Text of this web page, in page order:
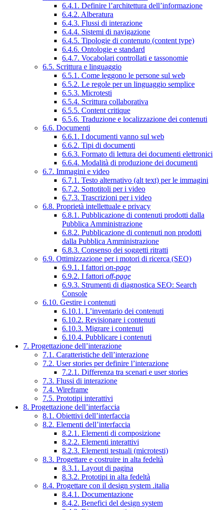
6.4.1. Definire l’architettura dell’informazione
6.4.2. Alberatura
6.4.3. Flussi di interazione
6.4.4. Sistemi di navigazione
6.4.5. Tipologie di contenuto (content type)
6.4.6. Ontologie e standard
6.4.7. Vocabolari controllati e tassonomie
6.5. Scrittura e linguaggio
6.5.1. Come leggono le persone sul web
6.5.2. Le regole per un linguaggio semplice
6.5.3. Microtesti
6.5.4. Scrittura collaborativa
6.5.5. Content critique
6.5.6. Traduzione e localizzazione dei contenuti
6.6. Documenti
6.6.1. I documenti vanno sul web
6.6.2. Tipi di documenti
6.6.3. Formato di lettura dei documenti elettronici
6.6.4. Modalità di produzione dei documenti
6.7. Immagini e video
6.7.1. Testo alternativo (alt text) per le immagini
6.7.2. Sottotitoli per i video
6.7.3. Trascrizioni per i video
6.8. Proprietà intellettuale e privacy
6.8.1. Pubblicazione di contenuti prodotti dalla
Pubblica Amministrazione
6.8.2. Pubblicazione di contenuti non prodotti
dalla Pubblica Amministrazione
6.8.3. Consenso dei soggetti ritratti
6.9. Ottimizzazione per i motori di ricerca (SEO)
6.9.1. I fattori on-page
6.9.2. I fattori off-page
6.9.3. Strumenti di diagnostica SEO: Search
Console
6.10. Gestire i contenuti
6.10.1. L’inventario dei contenuti
6.10.2. Revisionare i contenuti
6.10.3. Migrare i contenuti
6.10.4. Pubblicare i contenuti
7. Progettazione dell’interazione
7.1. Caratteristiche dell’interazione
7.2. User stories per definire l’interazione
7.2.1. Differenza tra scenari e user stories
7.3. Flussi di interazione
7.4. Wireframe
7.5. Prototipi interattivi
8. Progettazione dell’interfaccia
8.1. Obiettivi dell’interfaccia
8.2. Elementi dell’interfaccia
8.2.1. Elementi di composizione
8.2.2. Elementi interattivi
8.2.3. Elementi testuali (microtesti)
8.3. Progettare e costruire in alta fedeltà
8.3.1. Layout di pagina
8.3.2. Prototipi in alta fedeltà
8.4. Progettare con il design system .italia
8.4.1. Documentazione
8.4.2. Benefici del design system